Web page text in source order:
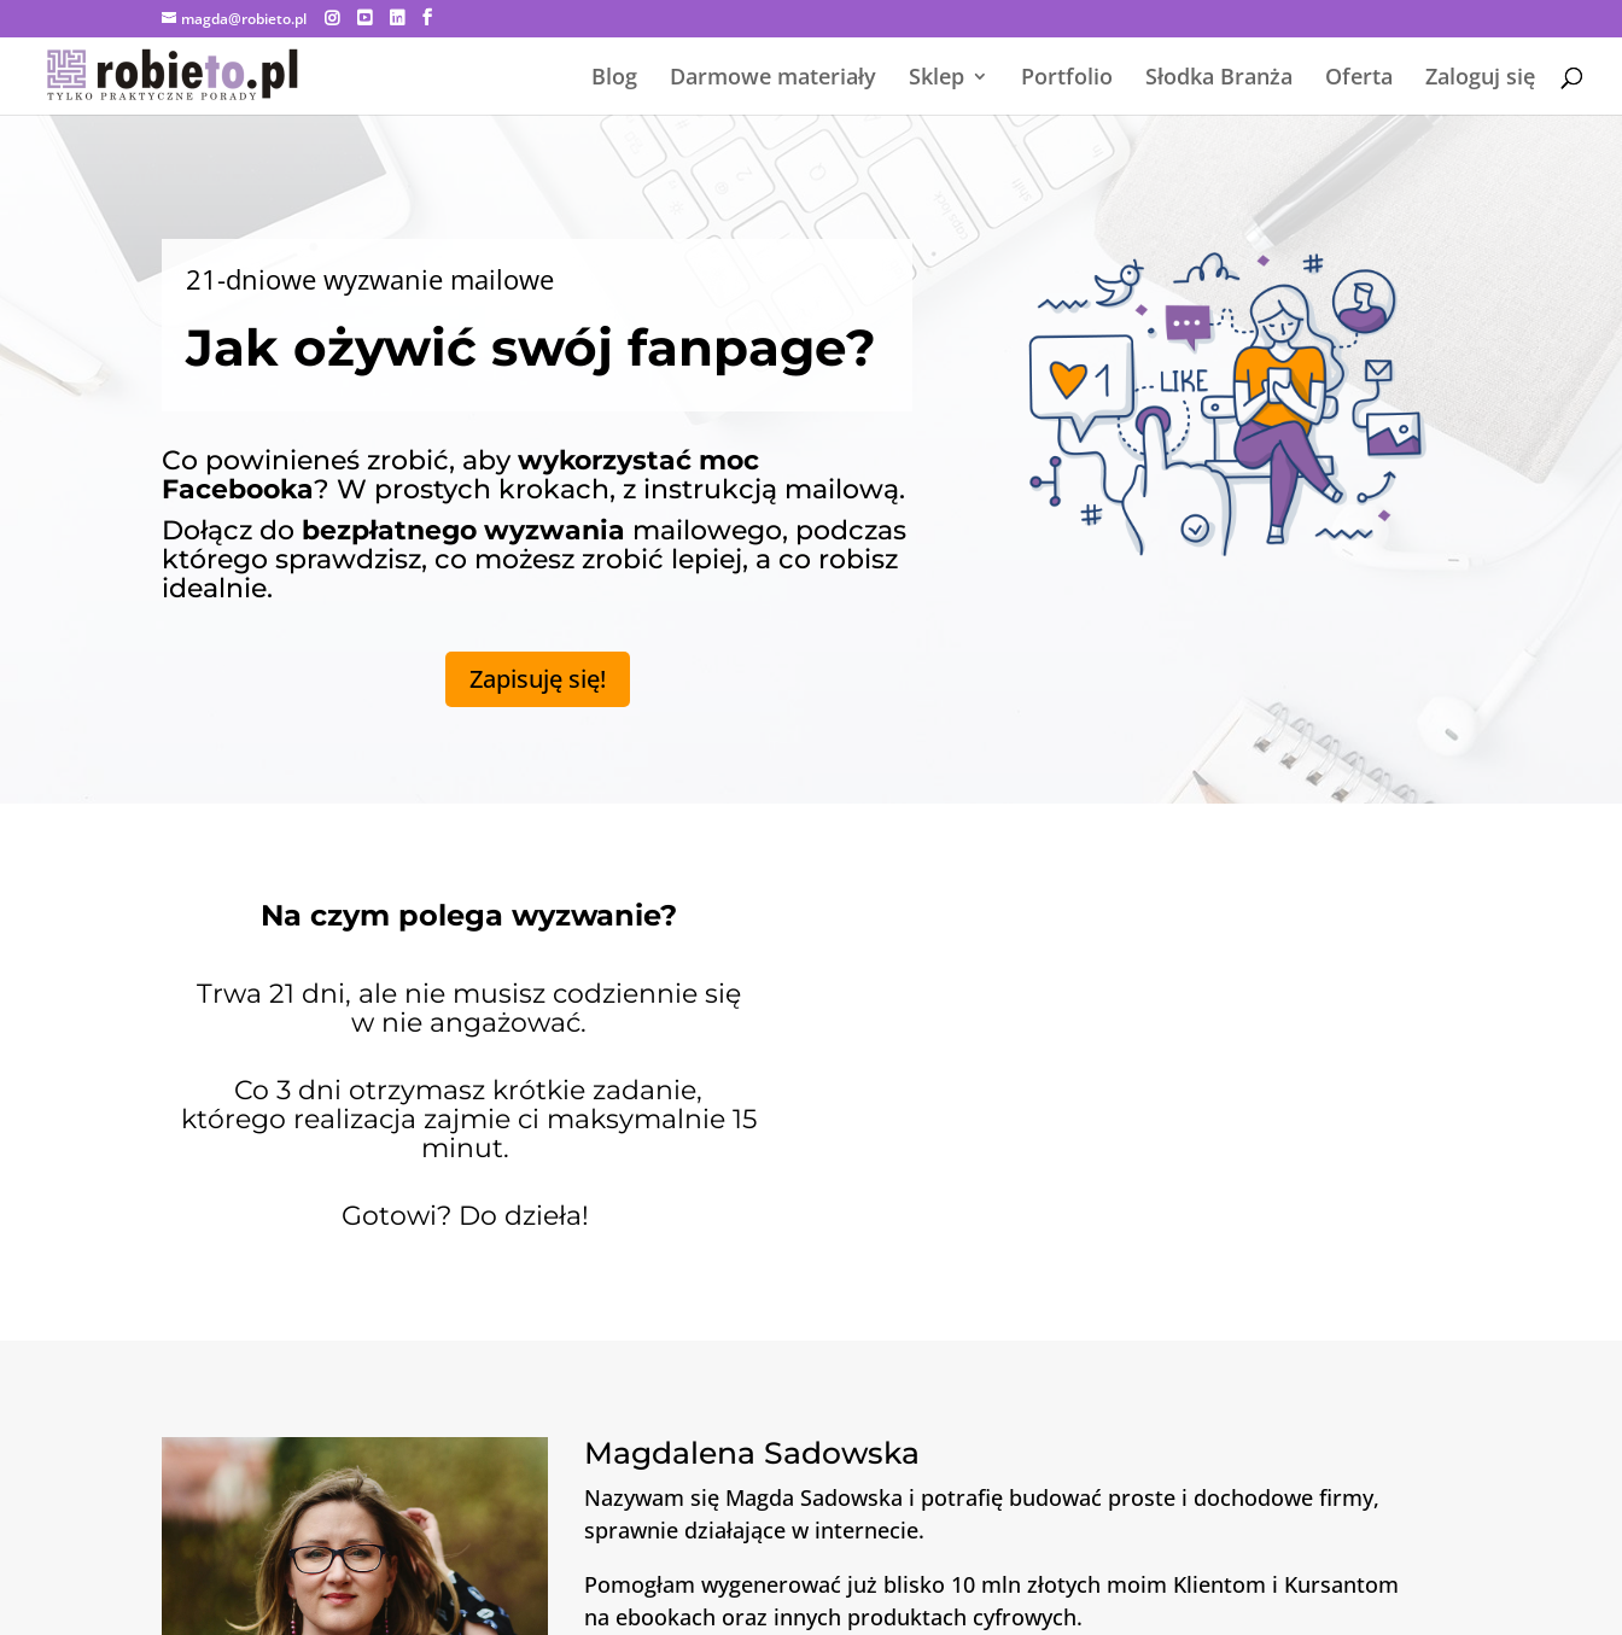
magda@robieto.pl
Blog Darmowe materiały Sklep Portfolio Słodka Branża Oferta Zaloguj się
21-dniowe wyzwanie mailowe
Jak ożywić swój fanpage?
Co powinieneś zrobić, abywykorzystać moc
Facebooka? W prostych krokach, z instrukcją mailową.
Dołącz do bezpłatnego wyzwania mailowego, podczas
którego sprawdzisz, co możesz zrobić lepiej, a co robisz
idealnie.
Zapisuję się!
Na czym polega wyzwanie?
Trwa 21 dni, ale nie musisz codziennie się
w nie angażować.
Co 3 dni otrzymasz krótkie zadanie,
którego realizacja zajmie ci maksymalnie 15
minut.
Gotowi? Do dzieła!
Magdalena Sadowska
Nazywam się Magda Sadowska i potrafię budować proste i dochodowe firmy,
sprawnie działające w internecie.
Pomogłam wygenerować już blisko 10 mln złotych moim Klientom i Kursantom
na ebookach oraz innych produktach cyfrowych.